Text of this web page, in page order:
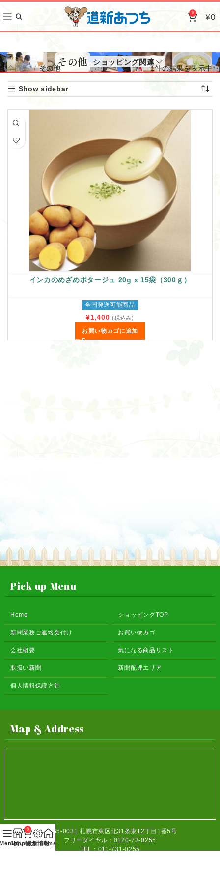
0 ¥0
その他 ショッピング関連
全商品 その他 1件の結果を表示中
Show sidebar
インカのめざめポタージュ 20g x 15袋（300ｇ）
全国発送可能商品
¥1,400 (税込み)
お買い物カゴに追加
Pick up Menu
Home ショッピングTOP
新聞業務ご連絡受付け お買い物カゴ
会社概要 気になる商品リスト
取扱い新聞 新聞配達エリア
個人情報保護方針
Map & Address
〒065-0031札幌市東区北31条東12丁目1番5号
フリーダイヤル：0120-73-0255
TEL：011-731-0255
MenuShop
0
買い物カゴ
最新情報
Home